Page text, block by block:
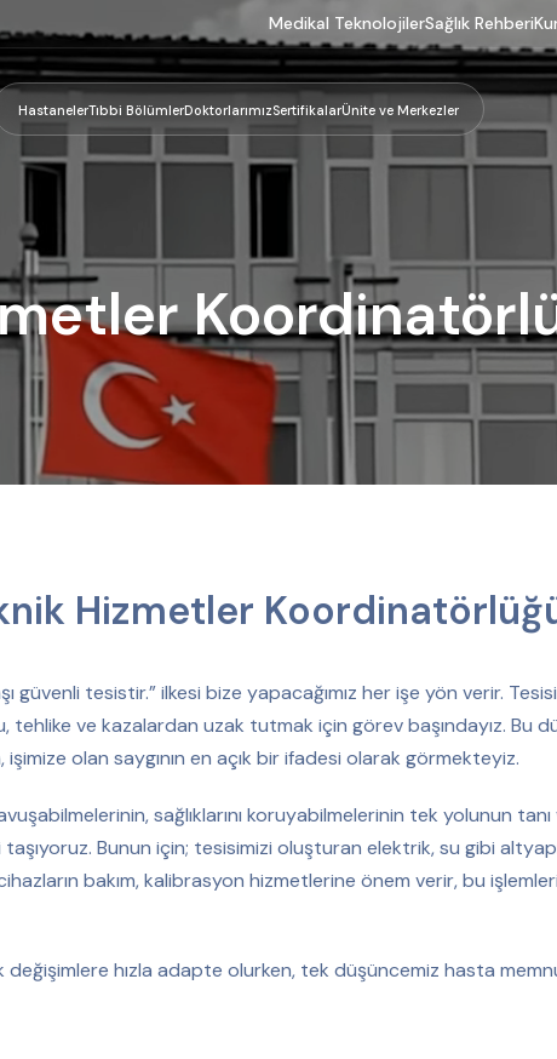
Medikal TeknolojilerSağlık Rehberi
HastanelerTıbbi BölümlerDoktorlarımızSertifikalarÜnite ve Merkezler
Hizmetler
güvenli tesistir.” ilkesi bize yapacağımız her işe yön verir.
tehlike ve kazalardan uzak tutmak için görev başındayız. Bu
olan saygının en açık bir ifadesi olarak görmekteyiz.
sağlıklarını koruyabilmelerinin tek yolunun
Bunun için; tesisimizi oluşturan elektrik, su gibi
bakım, kalibrasyon hizmetlerine önem verir, bu
değişimlere hızla adapte olurken, tek düşüncemiz hasta